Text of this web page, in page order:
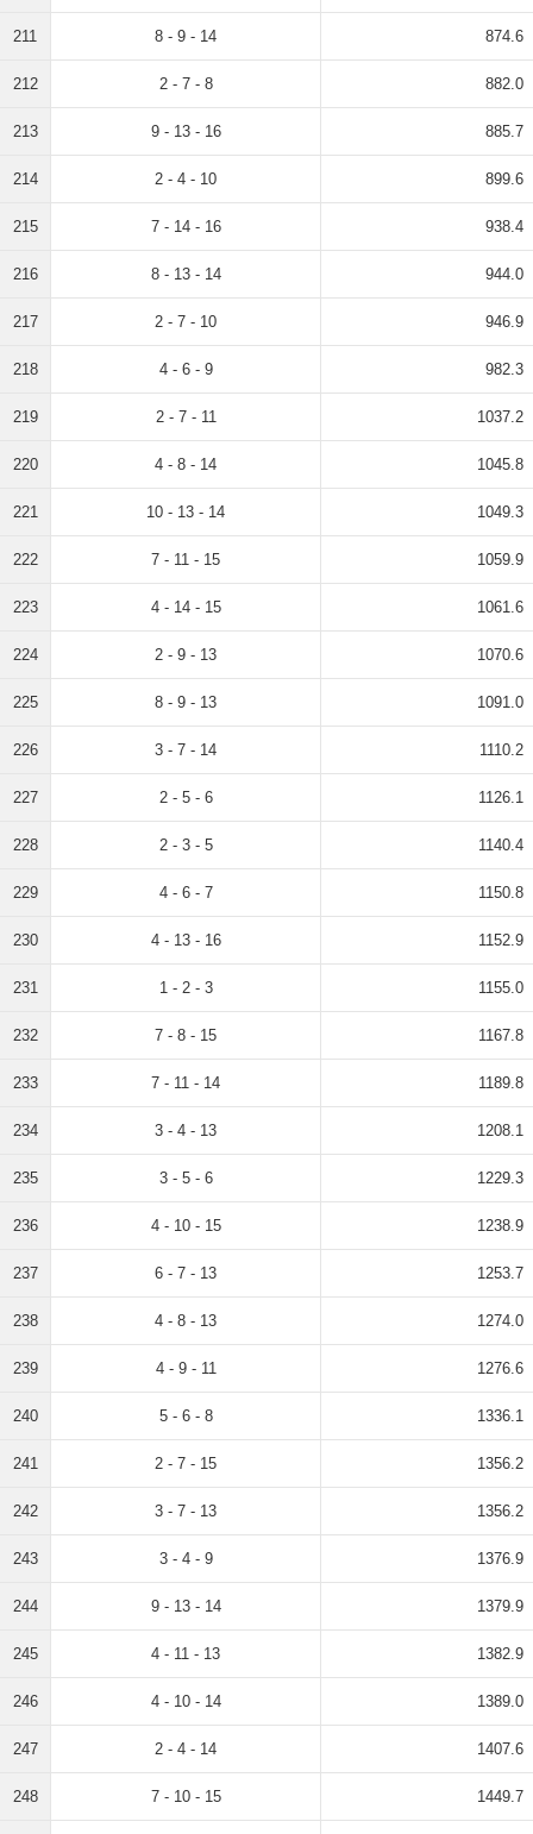
211 8 - 9 - 14 874.6
212 2 - 7 - 8 882.0
213 9 - 13 - 16 885.7
214 2 - 4 - 10 899.6
215 7 - 14 - 16 938.4
216 8 - 13 - 14 944.0
217 2 - 7 - 10 946.9
218 4 - 6 - 9 982.3
219 2 - 7 - 11 1037.2
220 4 - 8 - 14 1045.8
221 10 - 13 - 14 1049.3
222 7 - 11 - 15 1059.9
223 4 - 14 - 15 1061.6
224 2 - 9 - 13 1070.6
225 8 - 9 - 13 1091.0
226 3 - 7 - 14 1110.2
227 2 - 5 - 6 1126.1
228 2 - 3 - 5 1140.4
229 4 - 6 - 7 1150.8
230 4 - 13 - 16 1152.9
231 1 - 2 - 3 1155.0
232 7 - 8 - 15 1167.8
233 7 - 11 - 14 1189.8
234 3 - 4 - 13 1208.1
235 3 - 5 - 6 1229.3
236 4 - 10 - 15 1238.9
237 6 - 7 - 13 1253.7
238 4 - 8 - 13 1274.0
239 4 - 9 - 11 1276.6
240 5 - 6 - 8 1336.1
241 2 - 7 - 15 1356.2
242 3 - 7 - 13 1356.2
243 3 - 4 - 9 1376.9
244 9 - 13 - 14 1379.9
245 4 - 11 - 13 1382.9
246 4 - 10 - 14 1389.0
247 2 - 4 - 14 1407.6
248 7 - 10 - 15 1449.7